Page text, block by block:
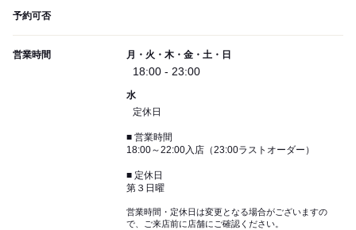
予約可否
営業時間 月・火・木・金・土・日
18:00 - 23:00
水
定休日
■ 営業時間
18:00～22:00入店（23:00ラストオーダー）
■ 定休日
第３日曜
営業時間・定休日は変更となる場合がございますの
で、ご来店前に店舗にご確認ください。